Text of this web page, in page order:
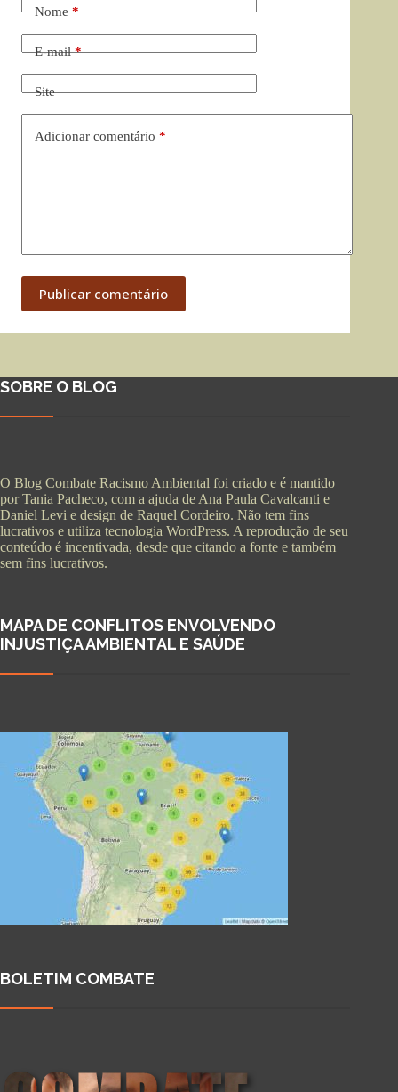
Nome*
E-mail*
Site
Adicionar comentário *
Publicar comentário
SOBRE O BLOG
O Blog Combate Racismo Ambiental foi criado e é mantido
por Tania Pacheco, com a ajuda de Ana Paula Cavalcanti e
Daniel Levi e design de Raquel Cordeiro. Não tem fins
lucrativos e utiliza tecnologia WordPress. A reprodução de seu
conteúdo é incentivada, desde que citando a fonte e também
sem fins lucrativos.
MAPA DE CONFLITOS ENVOLVENDO
INJUSTIÇA AMBIENTAL E SAÚDE
BOLETIM COMBATE